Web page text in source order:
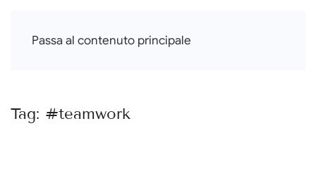
Passa al contenuto principale
Francesca Di Falco
Tag: #teamwork